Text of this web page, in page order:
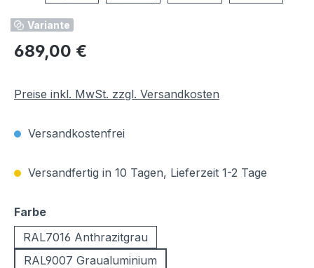
Variante
Regulärer Preis:
689,00 €
Preise inkl. MwSt. zzgl. Versandkosten
Versandkostenfrei
Versandfertig in 10 Tagen, Lieferzeit 1-2 Tage
Farbeauswählen
RAL7016 Anthrazitgrau
RAL9007 Graualuminium